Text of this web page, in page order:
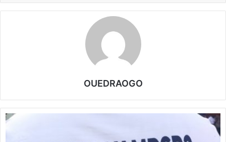
OUEDRAOGO
R